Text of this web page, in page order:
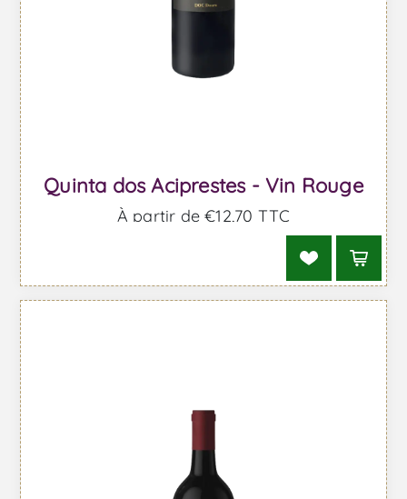
Quinta dos Aciprestes - Vin Rouge
À partir de €12,70 TTC